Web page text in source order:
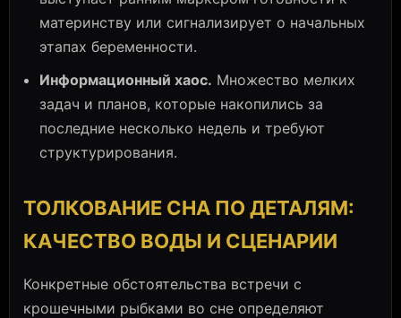
материнству или сигнализирует о начальных
этапах беременности.
Информационный хаос. Множество мелких
задач и планов, которые накопились за
последние несколько недель и требуют
структурирования.
ТОЛКОВАНИЕ СНА ПО ДЕТАЛЯМ:
КАЧЕСТВО ВОДЫ И СЦЕНАРИИ
Конкретные обстоятельства встречи с
крошечными рыбками во сне определяют